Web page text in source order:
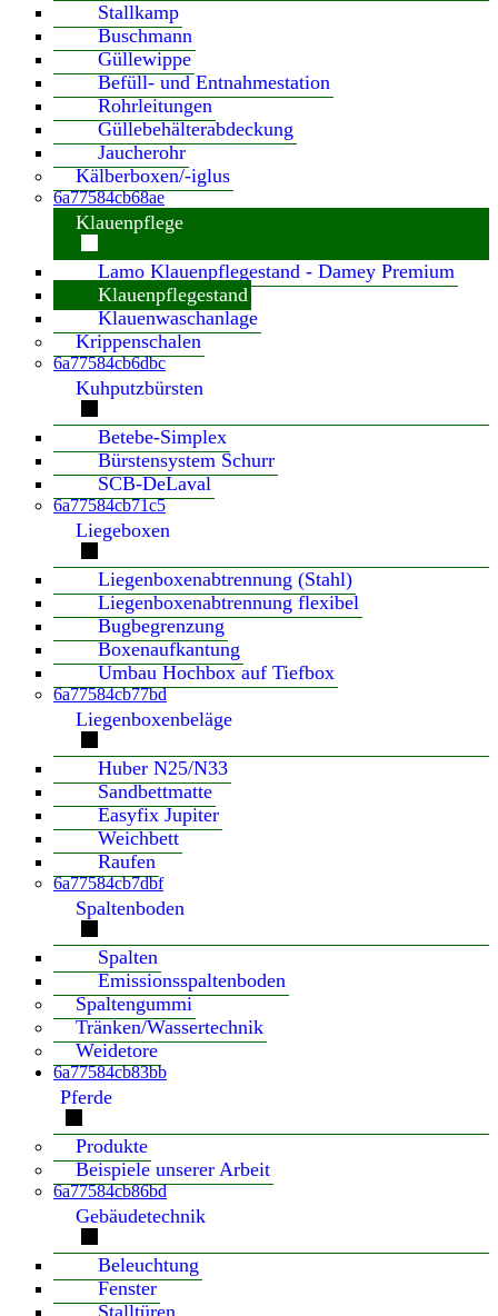
Stallkamp
Buschmann
Güllewippe
Befüll- und Entnahmestation
Rohrleitungen
Güllebehälterabdeckung
Jaucherohr
Kälberboxen/-iglus
6a77584cb68ae
Klauenpflege
Lamo Klauenpflegestand - Damey Premium
Klauenpflegestand
Klauenwaschanlage
Krippenschalen
6a77584cb6dbc
Kuhputzbürsten
Betebe-Simplex
Bürstensystem Schurr
SCB-DeLaval
6a77584cb71c5
Liegeboxen
Liegenboxenabtrennung (Stahl)
Liegenboxenabtrennung flexibel
Bugbegrenzung
Boxenaufkantung
Umbau Hochbox auf Tiefbox
6a77584cb77bd
Liegenboxenbeläge
Huber N25/N33
Sandbettmatte
Easyfix Jupiter
Weichbett
Raufen
6a77584cb7dbf
Spaltenboden
Spalten
Emissionsspaltenboden
Spaltengummi
Tränken/Wassertechnik
Weidetore
6a77584cb83bb
Pferde
Produkte
Beispiele unserer Arbeit
6a77584cb86bd
Gebäudetechnik
Beleuchtung
Fenster
Stalltüren